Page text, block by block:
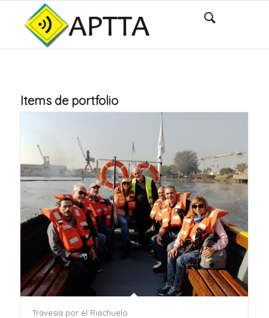
Items de portfolio
Travesía por el Riachuelo